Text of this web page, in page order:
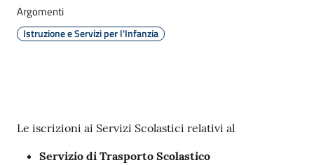
r
v
i
u
Argomenti
Istruzione e Servizi per l'Infanzia
Contenuto
Le iscrizioni ai Servizi Scolastici relativi al
Servizio di Trasporto Scolastico